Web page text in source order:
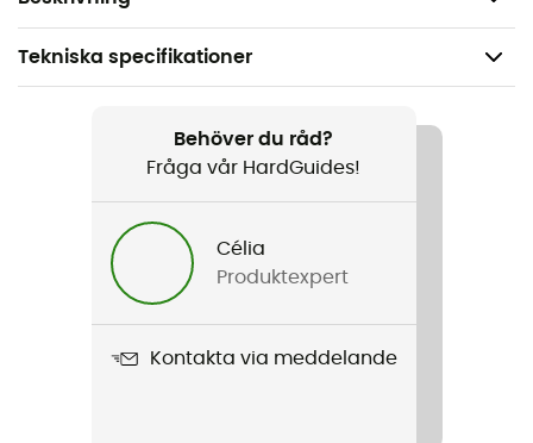
Tekniska specifikationer
Vandring / Vandring
Produktnamn
Behöver du råd?
Fråga vår HardGuides!
Célia
Produktexpert
Kontakta via meddelande